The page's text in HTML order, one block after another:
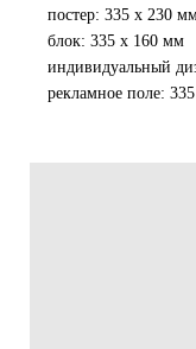
постер: 335 х 230
блок: 335 х 160 мм
индивидуальный
рекламное поле: